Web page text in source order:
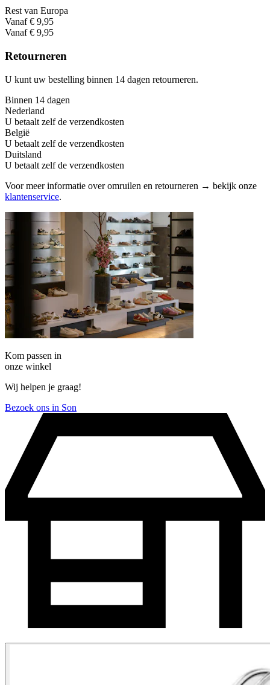
Rest van Europa
Vanaf € 9,95
Vanaf € 9,95
Retourneren
U kunt uw bestelling binnen 14 dagen retourneren.
Binnen 14 dagen
Nederland
U betaalt zelf de verzendkosten
België
U betaalt zelf de verzendkosten
Duitsland
U betaalt zelf de verzendkosten
Voor meer informatie over omruilen en retourneren → bekijk onze
klantenservice.
Kom passen in
onze winkel
Wij helpen je graag!
Bezoek ons in Son